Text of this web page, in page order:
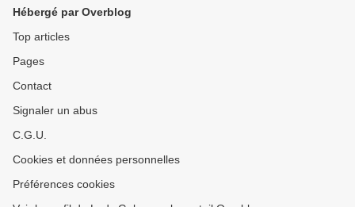
Hébergé par Overblog
Top articles
Pages
Contact
Signaler un abus
C.G.U.
Cookies et données personnelles
Préférences cookies